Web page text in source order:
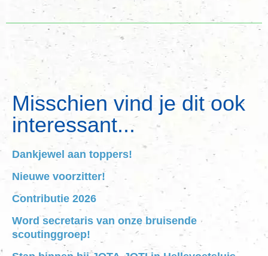
Misschien vind je dit ook
interessant...
Dankjewel aan toppers!
Nieuwe voorzitter!
Contributie 2026
Word secretaris van onze bruisende
scoutinggroep!